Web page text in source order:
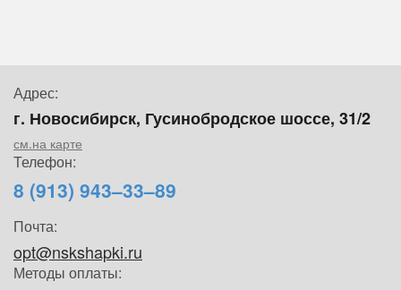
Адрес:
г. Новосибирск, Гусинобродское шоссе, 31/2
см.на карте
Телефон:
8 (913) 943–33–89
Почта:
opt@nskshapki.ru
Методы оплаты: